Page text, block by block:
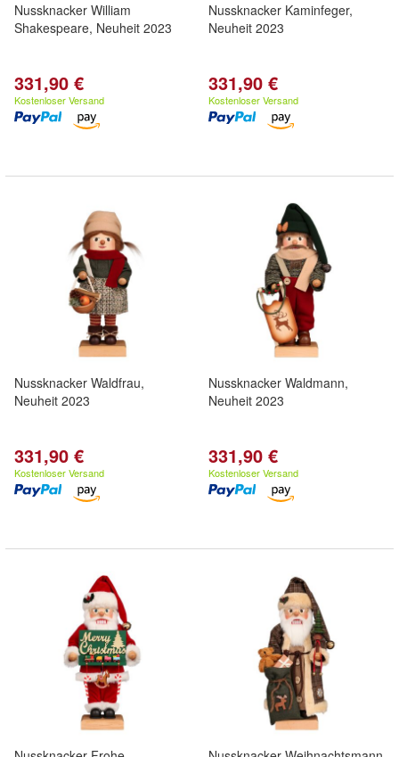
Nussknacker William
Shakespeare, Neuheit 2023
331,90 €
Kostenloser Versand
Nussknacker Kaminfeger,
Neuheit 2023
331,90 €
Kostenloser Versand
Nussknacker Waldfrau,
Neuheit 2023
331,90 €
Kostenloser Versand
Nussknacker Waldmann,
Neuheit 2023
331,90 €
Kostenloser Versand